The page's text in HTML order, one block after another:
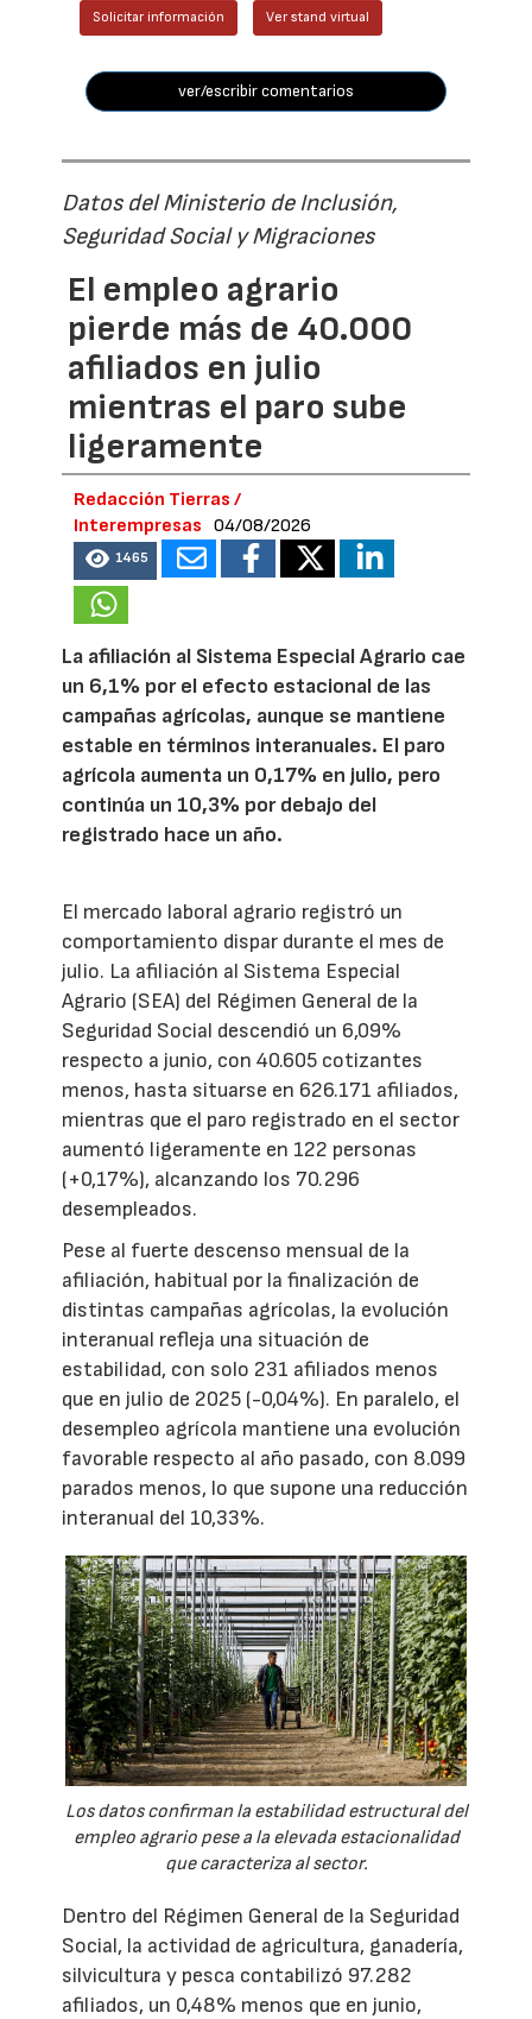
Solicitar información Ver stand virtual
ver/escribir comentarios
Datos del Ministerio de Inclusión,
Seguridad Social y Migraciones
El empleo agrario
pierde más de 40.000
afiliados en julio
mientras el paro sube
ligeramente
Redacción Tierras /
Interempresas
04/08/2026
1465
La afiliación al Sistema Especial Agrario cae
un 6,1% por el efecto estacional de las
campañas agrícolas, aunque se mantiene
estable en términos interanuales. El paro
agrícola aumenta un 0,17% en julio, pero
continúa un 10,3% por debajo del
registrado hace un año.
El mercado laboral agrario registró un
comportamiento dispar durante el mes de
julio. La afiliación al Sistema Especial
Agrario (SEA) del Régimen General de la
Seguridad Social descendió un 6,09%
respecto a junio, con 40.605 cotizantes
menos, hasta situarse en 626.171 afiliados,
mientras que el paro registrado en el sector
aumentó ligeramente en 122 personas
(+0,17%), alcanzando los 70.296
desempleados.
Pese al fuerte descenso mensual de la
afiliación, habitual por la finalización de
distintas campañas agrícolas, la evolución
interanual refleja una situación de
estabilidad, con solo 231 afiliados menos
que en julio de 2025 (-0,04%). En paralelo, el
desempleo agrícola mantiene una evolución
favorable respecto al año pasado, con 8.099
parados menos, lo que supone una reducción
interanual del 10,33%.
Los datos confirman la estabilidad estructural del
empleo agrario pese a la elevada estacionalidad
que caracteriza al sector.
Dentro del Régimen General de la Seguridad
Social, la actividad de agricultura, ganadería,
silvicultura y pesca contabilizó 97.282
afiliados, un 0,48% menos que en junio,